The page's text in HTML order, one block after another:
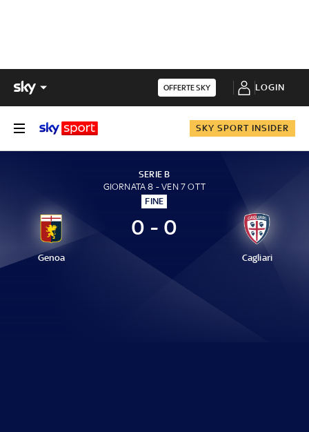
OFFERTE SKY LOGIN
SKY SPORT INSIDER
SERIE B
GIORNATA 8 - VEN 7 OTT
FINE
Genoa
0 - 0
Cagliari